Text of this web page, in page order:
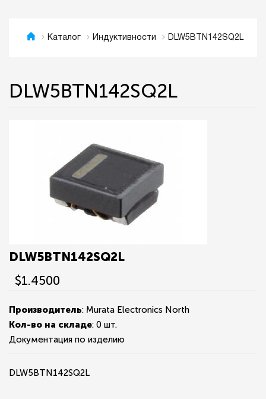
Каталог Индуктивности DLW5BTN142SQ2L
DLW5BTN142SQ2L
DLW5BTN142SQ2L
$1.4500
Производитель: Murata Electronics North
Кол-во на складе: 0 шт.
Документация по изделию
DLW5BTN142SQ2L